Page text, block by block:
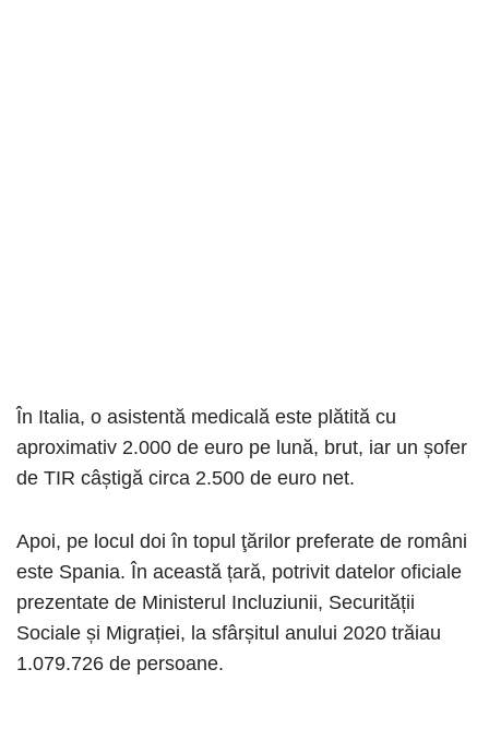
În Italia, o asistentă medicală este plătită cu
aproximativ 2.000 de euro pe lună, brut, iar un șofer
de TIR câștigă circa 2.500 de euro net.
Apoi, pe locul doi în topul ţărilor preferate de români
este Spania. În această țară, potrivit datelor oficiale
prezentate de Ministerul Incluziunii, Securității
Sociale și Migrației, la sfârșitul anului 2020 trăiau
1.079.726 de persoane.